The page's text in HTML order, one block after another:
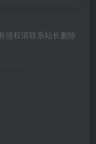
侵权请联系站长删除